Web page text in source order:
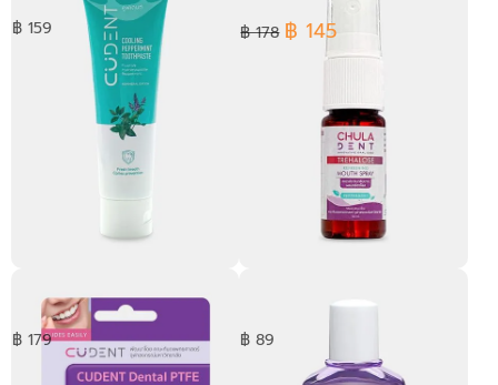
฿ 159
฿ 178 ฿ 145
เปอร์มินท์ 100 ก.
฿ 179
ทรีฮาโลส รีเฟรชชิ่ง 10 มล.
฿ 89